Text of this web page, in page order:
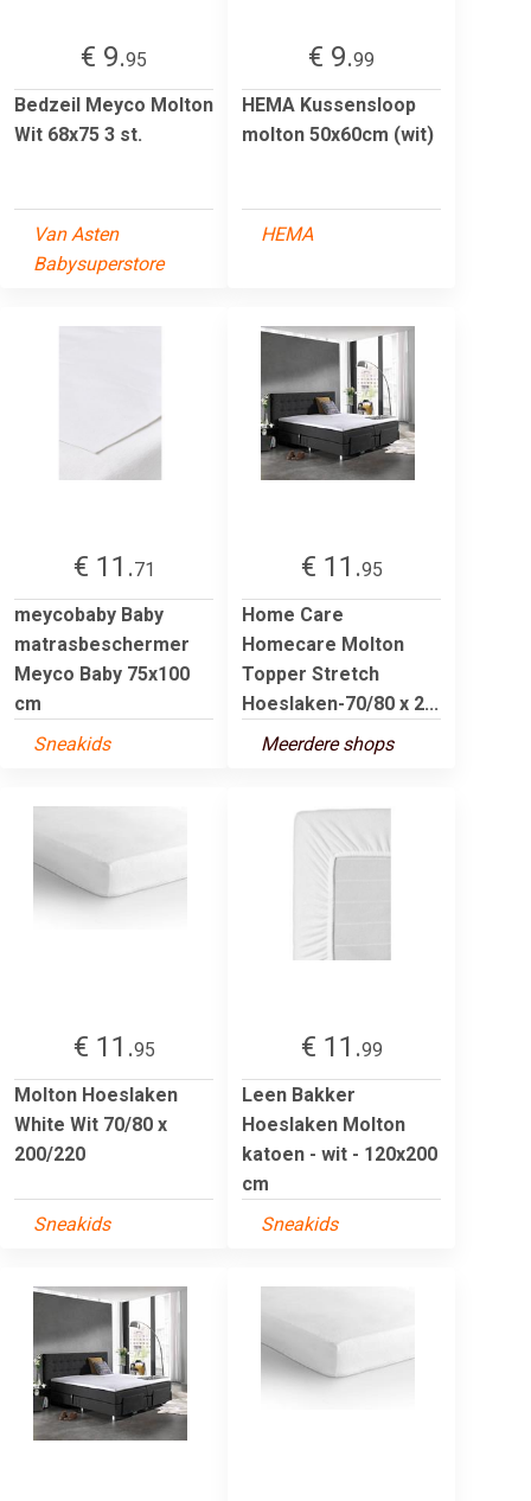
€ 9.95
Bedzeil Meyco Molton
Wit 68x75 3 st.
Van Asten
Babysuperstore
€ 9.99
HEMA Kussensloop
molton 50x60cm (wit)
HEMA
€ 11.71
meycobaby Baby
matrasbeschermer
Meyco Baby 75x100
cm
Sneakids
€ 11.95
Home Care
Homecare Molton
Topper Stretch
Hoeslaken-70/80 x 2...
Meerdere shops
€ 11.95
Molton Hoeslaken
White Wit 70/80 x
200/220
Sneakids
€ 11.99
Leen Bakker
Hoeslaken Molton
katoen - wit - 120x200
cm
Sneakids